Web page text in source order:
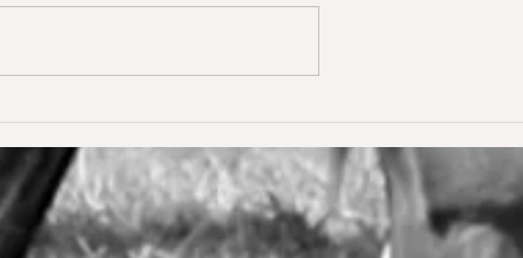
De Wolden gegen 66 Starter 🥇
🥳